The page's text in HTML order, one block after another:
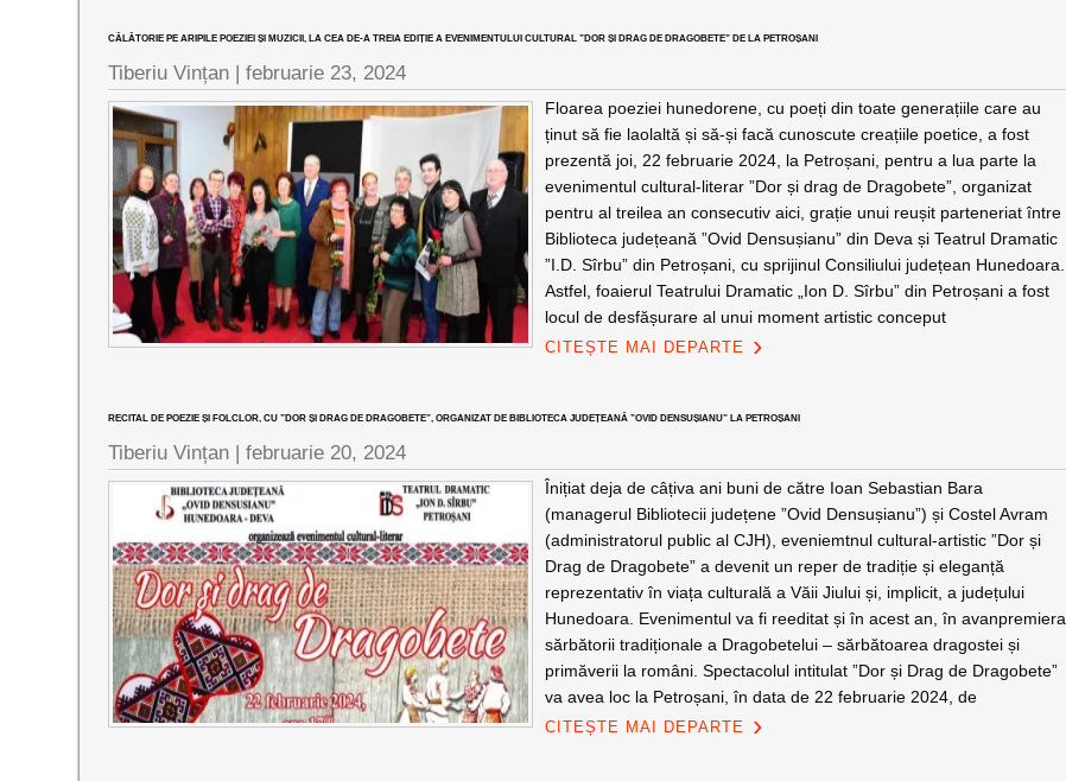
CĂLĂTORIE PE ARIPILE POEZIEI ȘI MUZICII, LA CEA DE-A TREIA EDIȚIE A EVENIMENTULUI CULTURAL ”DOR ȘI DRAG DE DRAGOBETE” DE LA PETROȘANI
Tiberiu Vințan |februarie 23, 2024
Floarea poeziei hunedorene, cu poeți din toate generațiile care au
ținut să fie laolaltă și să-și facă cunoscute creațiile poetice, a fost
prezentă joi, 22 februarie 2024, la Petroșani, pentru a lua parte la
evenimentul cultural-literar ”Dor și drag de Dragobete”, organizat
pentru al treilea an consecutiv aici, grație unui reușit parteneriat între
Biblioteca județeană ”Ovid Densușianu” din Deva și Teatrul Dramatic
”I.D. Sîrbu” din Petroșani, cu sprijinul Consiliului județean Hunedoara.
Astfel, foaierul Teatrului Dramatic „Ion D. Sîrbu” din Petroșani a fost
locul de desfășurare al unui moment artistic conceput
CITEȘTE MAI DEPARTE
RECITAL DE POEZIE ȘI FOLCLOR, CU ”DOR ȘI DRAG DE DRAGOBETE”, ORGANIZAT DE BIBLIOTECA JUDEȚEANĂ ”OVID DENSUȘIANU” LA PETROȘANI
Tiberiu Vințan |februarie 20, 2024
Înițiat deja de câțiva ani buni de către Ioan Sebastian Bara
(managerul Bibliotecii județene ”Ovid Densușianu”) și Costel Avram
(administratorul public al CJH), eveniemtnul cultural-artistic ”Dor și
Drag de Dragobete” a devenit un reper de tradiție și eleganță
reprezentativ în viața culturală a Văii Jiului și, implicit, a județului
Hunedoara. Evenimentul va fi reeditat și în acest an, în avanpremiera
sărbătorii tradiționale a Dragobetelui – sărbătoarea dragostei și
primăverii la români. Spectacolul intitulat ”Dor și Drag de Dragobete”
va avea loc la Petroșani, în data de 22 februarie 2024, de
CITEȘTE MAI DEPARTE